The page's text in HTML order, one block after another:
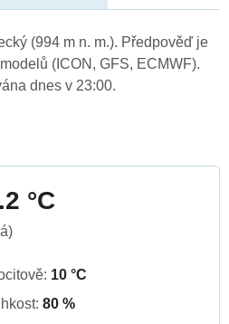
(994 m n. m.). Předpověď je
(ICON, GFS, ECMWF).
dnes v 23:00.
°C
10 °C
80 %